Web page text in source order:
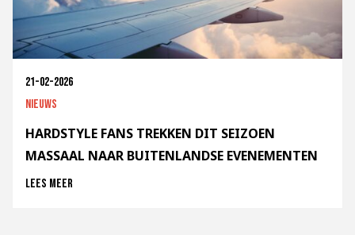
21-02-2026
Nieuws
HARDSTYLE FANS TREKKEN DIT SEIZOEN
MASSAAL NAAR BUITENLANDSE EVENEMENTEN
Lees meer